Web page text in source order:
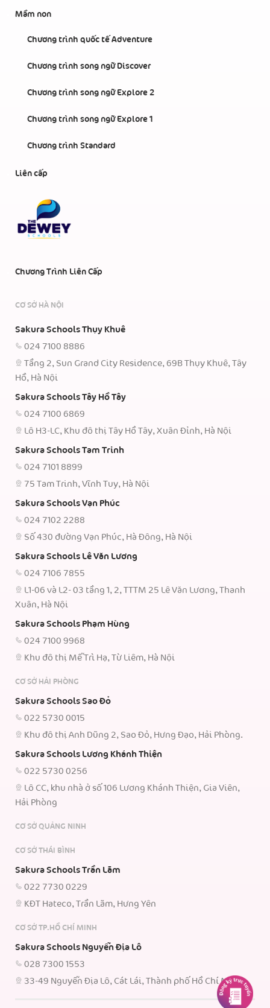
Mầm non
Chương trình quốc tế Adventure
Chương trình song ngữ Discover
Chương trình song ngữ Explore 2
Chương trình song ngữ Explore 1
Chương trình Standard
Liên cấp
Chương Trình Liên Cấp
CƠ SỞ HÀ NỘI
Sakura Schools Thụy Khuê
024 7100 8886
Tầng 2, Sun Grand City Residence, 69B Thụy Khuê, Tây
Hồ, Hà Nội
Sakura Schools Tây Hồ Tây
024 7100 6869
Lô H3-LC, Khu đô thị Tây Hồ Tây, Xuân Đỉnh, Hà Nội
Sakura Schools Tam Trinh
024 7101 8899
75 Tam Trinh, Vĩnh Tuy, Hà Nội
Sakura Schools Vạn Phúc
024 7102 2288
Số 430 đường Vạn Phúc, Hà Đông, Hà Nội
Sakura Schools Lê Văn Lương
024 7106 7855
L1-06 và L2- 03 tầng 1, 2, TTTM 25 Lê Văn Lương, Thanh
Xuân, Hà Nội
Sakura Schools Phạm Hùng
024 7100 9968
Khu đô thị Mễ Trì Hạ, Từ Liêm, Hà Nội
CƠ SỞ HẢI PHÒNG
Sakura Schools Sao Đỏ
022 5730 0015
Khu đô thị Anh Dũng 2, Sao Đỏ, Hưng Đạo, Hải Phòng.
Sakura Schools Lương Khánh Thiện
022 5730 0256
Lô CC, khu nhà ở số 106 Lương Khánh Thiện, Gia Viên,
Hải Phòng
CƠ SỞ QUẢNG NINH
CƠ SỞ THÁI BÌNH
Sakura Schools Trần Lãm
022 7730 0229
KĐT Hateco, Trần Lãm, Hưng Yên
CƠ SỞ TP.HỒ CHÍ MINH
Sakura Schools Nguyễn Địa Lô
028 7300 1553
33-49 Nguyễn Địa Lô, Cát Lái, Thành phố Hồ Chí Minh.